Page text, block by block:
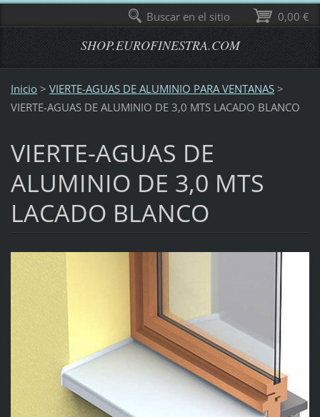
SHOP.EUROFINESTRA.COM
Inicio > VIERTE-AGUAS DE ALUMINIO PARA VENTANAS >
VIERTE-AGUAS DE ALUMINIO DE 3,0 MTS LACADO BLANCO
VIERTE-AGUAS DE
ALUMINIO DE 3,0 MTS
LACADO BLANCO
0,00 €
Buscar en el sitio